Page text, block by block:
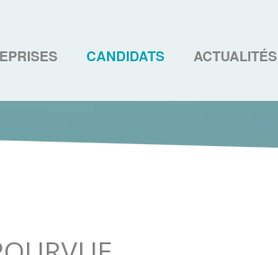
CANDIDATS ACTUALITÉS